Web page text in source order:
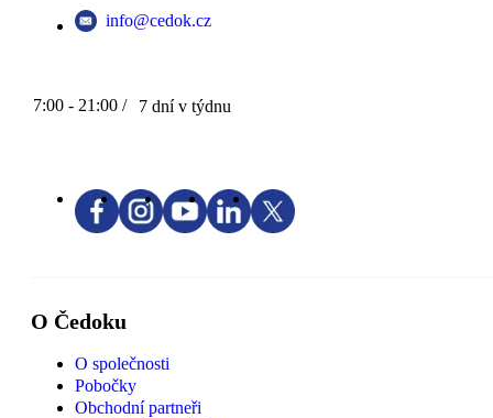
info@cedok.cz
7:00 - 21:00 / 7 dní v týdnu
O Čedoku
O společnosti
Pobočky
Obchodní partneři